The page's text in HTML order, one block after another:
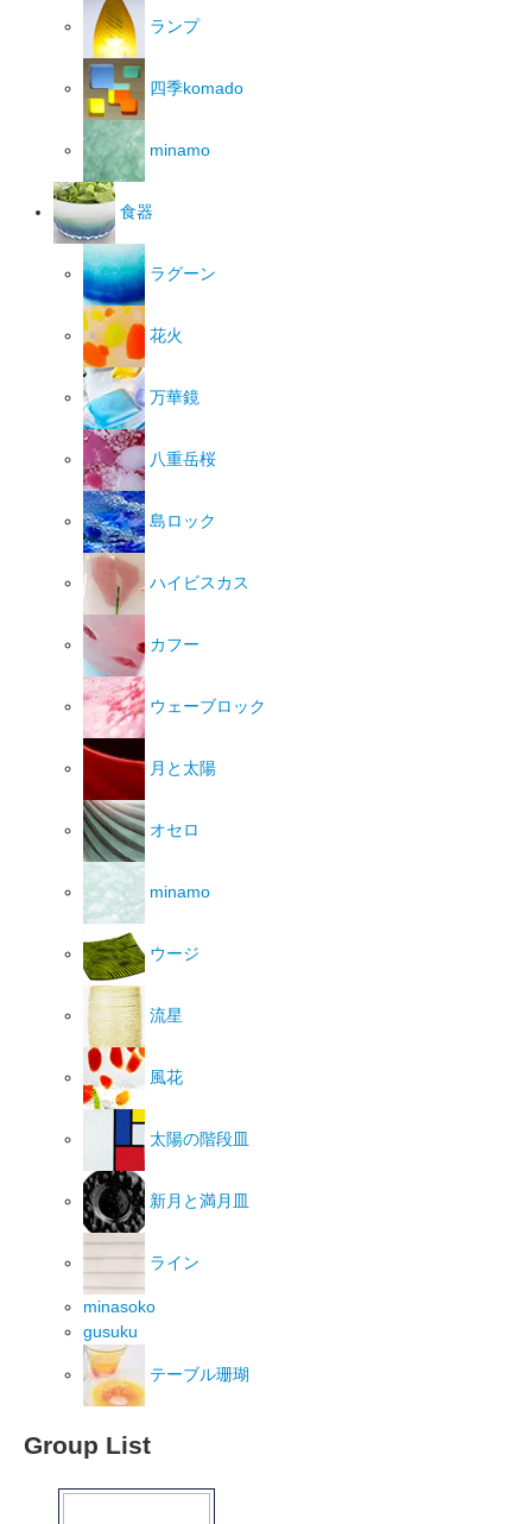
ランプ
四季komado
minamo
食器
ラグーン
花火
万華鏡
八重岳桜
島ロック
ハイビスカス
カフー
ウェーブロック
月と太陽
オセロ
minamo
ウージ
流星
風花
太陽の階段皿
新月と満月皿
ライン
minasoko
gusuku
テーブル珊瑚
Group List